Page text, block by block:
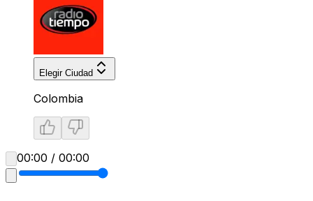
Elegir Ciudad
Colombia
00:00 / 00:00